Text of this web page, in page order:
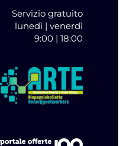
Servizio gratuito
lunedì | venerdì
9:00 | 18:00